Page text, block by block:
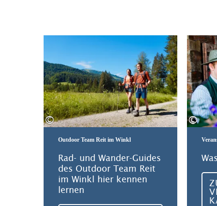
©
Outdoor Team Reit im Winkl
Rad- und Wander-Guides
des Outdoor Team Reit
im Winkl hier kennen
lernen
Zum Outdoor
©